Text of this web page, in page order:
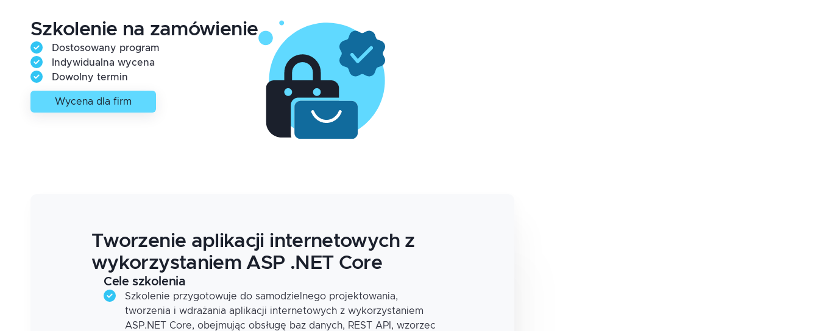
Szkolenie na zamówienie
Dostosowany program
Indywidualna wycena
Dowolny termin
Wycena dla firm
Tworzenie aplikacji internetowych z
wykorzystaniem ASP .NET Core
Cele szkolenia
Szkolenie przygotowuje do samodzielnego projektowania,
tworzenia i wdrażania aplikacji internetowych z wykorzystaniem
ASP.NET Core, obejmując obsługę baz danych, REST API, wzorzec